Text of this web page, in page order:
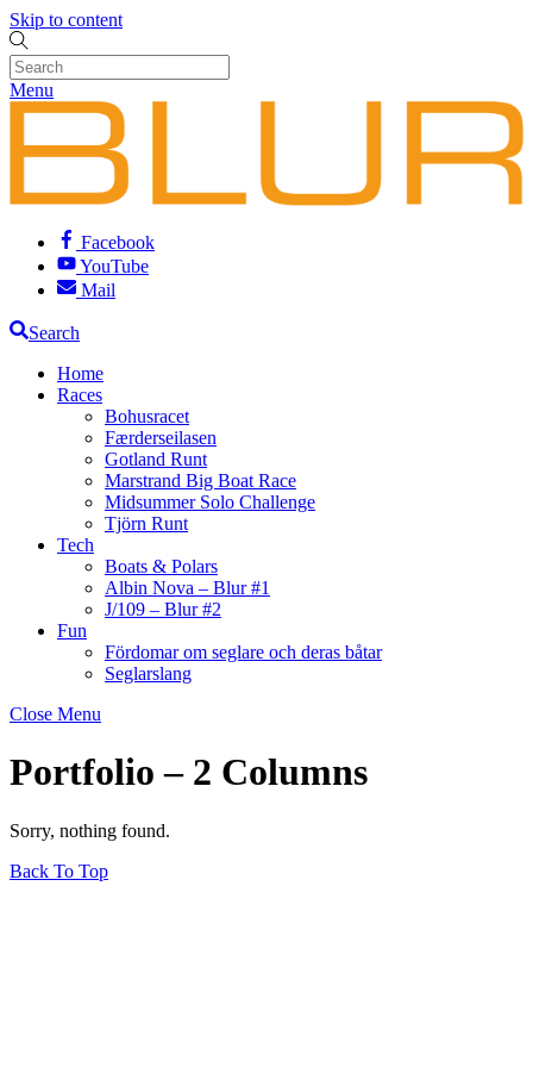
Skip to content
Menu
Facebook
YouTube
Mail
Search
Home
Races
Bohusracet
Færderseilasen
Gotland Runt
Marstrand Big Boat Race
Midsummer Solo Challenge
Tjörn Runt
Tech
Boats & Polars
Albin Nova – Blur #1
J/109 – Blur #2
Fun
Fördomar om seglare och deras båtar
Seglarslang
Close Menu
Portfolio – 2 Columns
Sorry, nothing found.
Back To Top